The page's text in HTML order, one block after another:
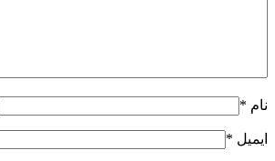
نام *
ایمیل *